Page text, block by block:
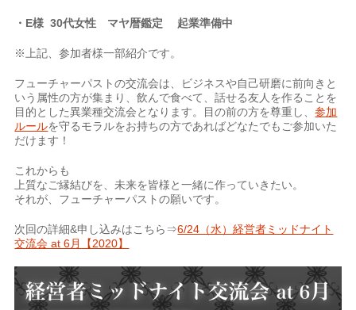
・E様 30代女性 マヤ暦鑑定 起業準備中
※上記、参加者様一部紹介です。
フューチャーパストの交流会は、ビジネスや自己研磨に前向きと
いう属性の方が集まり、飲んで食べて、話せる友人を作ることを
目的とした異業種交流会となります。目の前の方を尊重し、参加
ルールを守るモラルをお持ちの方であればどなたでもご参加いた
だけます！
これからも
上質なご縁結びを、未来を皆様と一緒に作っていきたい。
それが、フューチャーパストの願いです。
次回の詳細&申し込みはこちら⇒6/24（水）経営者ミッドナイト
交流会 at 6月【2020】